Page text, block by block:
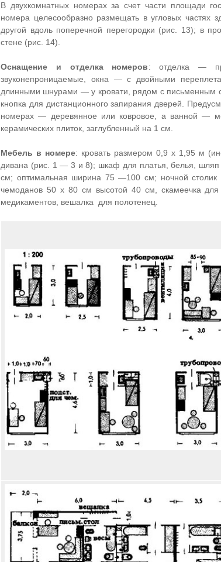
В двухкомнатных номерах за счет части площади
номера целесообразно размещать в угловых частях
другой вдоль поперечной перегородки (рис. 13); в
стене (рис. 14).
Оснащение и отделка номеров: отделка —
звуконепроницаемые, окна — с двойными
длинными шнурами — у кровати, рядом с письменным
кнопка для дистанционного запирания дверей.
номерах — деревянное или ковровое, а ванной —
керамических плиток, заглубленный на 1 см.
Мебель в номере: кровать размером 0,9 х 1,95 м
дивана (рис. 1 — 3 и 8); шкаф для платья, белья, шляп
см; оптимальная ширина 75 —100 см; ночной
чемоданов 50 х 80 см высотой 40 см, скамеечка
медикаментов, вешалка для полотенец.